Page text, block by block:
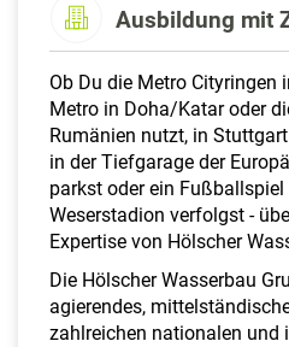
Ausbildung mit
Ob Du die Metro Cityringen
Metro in Doha/Katar oder
Rumänien nutzt, in
in der Tiefgarage der
parkst oder ein Fußballspiel
Weserstadion verfolgst -
Expertise von Hölscher
Die Hölscher Wasserbau
agierendes,
zahlreichen nationalen und